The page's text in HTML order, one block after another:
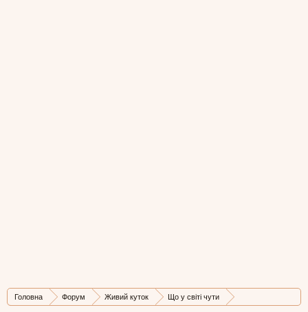
Головна Форум Живий куток
Що у світі чути